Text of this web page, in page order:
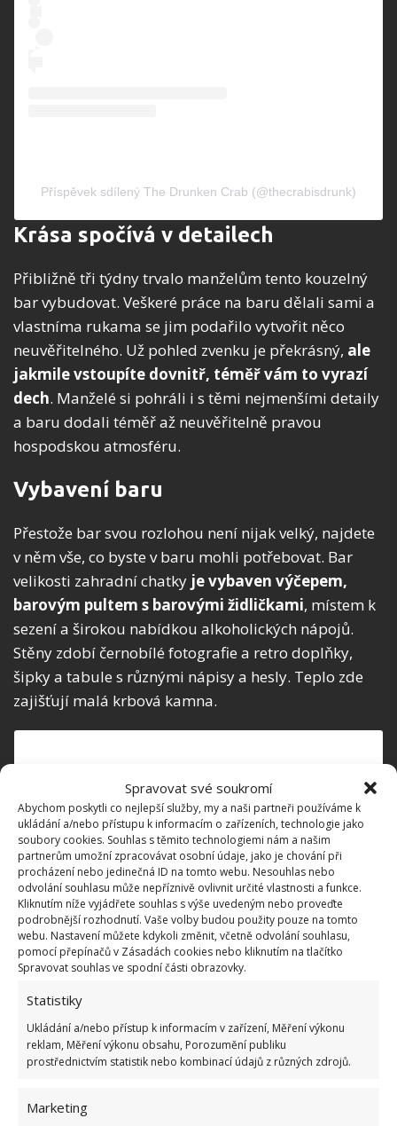
Spravovat své soukromí
Abychom poskytli co nejlepší služby, my a naši partneři používáme k
ukládání a/nebo přístupu k informacím o zařízeních, technologie jako
soubory cookies. Souhlas s těmito technologiemi nám a našim
partnerům umožní zpracovávat osobní údaje, jako je chování při
procházení nebo jedinečná ID na tomto webu. Nesouhlas nebo
odvolání souhlasu může nepříznivě ovlivnit určité vlastnosti a funkce.
Kliknutím níže vyjádřete souhlas s výše uvedeným nebo proveďte
podrobnější rozhodnutí. Vaše volby budou použity pouze na tomto
webu. Nastavení můžete kdykoli změnit, včetně odvolání souhlasu,
pomocí přepínačů v Zásadách cookies nebo kliknutím na tlačítko
Spravovat souhlas ve spodní části obrazovky.
Statistiky
Ukládání a/nebo přístup k informacím v zařízení, Měření výkonu
reklam, Měření výkonu obsahu, Porozumění publiku
prostřednictvím statistik nebo kombinací údajů z různých zdrojů.
Marketing
Příspěvek sdílený The Drunken Crab (@thecrabisdrunk)
Krása spočívá v detailech
Přibližně tři týdny trvalo manželům tento kouzelný
bar vybudovat. Veškeré práce na baru dělali sami a
vlastníma rukama se jim podařilo vytvořit něco
neuvěřitelného. Už pohled zvenku je překrásný, ale
jakmile vstoupíte dovnitř, téměř vám to vyrazí
dech. Manželé si pohráli i s těmi nejmenšími detaily
a baru dodali téměř až neuvěřitelně pravou
hospodskou atmosféru.
Vybavení baru
Přestože bar svou rozlohou není nijak velký, najdete
v něm vše, co byste v baru mohli potřebovat. Bar
velikosti zahradní chatky je vybaven výčepem,
barovým pultem s barovými židličkami, místem k
sezení a širokou nabídkou alkoholických nápojů.
Stěny zdobí černobílé fotografie a retro doplňky,
šipky a tabule s různými nápisy a hesly. Teplo zde
zajišťují malá krbová kamna.
Zobrazit příspěvek na Instagramu